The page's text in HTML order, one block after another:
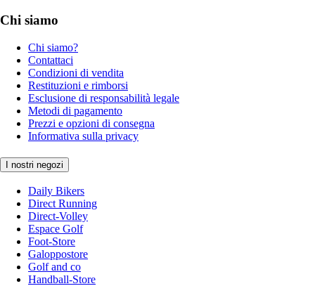
Chi siamo
Chi siamo?
Contattaci
Condizioni di vendita
Restituzioni e rimborsi
Esclusione di responsabilità legale
Metodi di pagamento
Prezzi e opzioni di consegna
Informativa sulla privacy
I nostri negozi
Daily Bikers
Direct Running
Direct-Volley
Espace Golf
Foot-Store
Galoppostore
Golf and co
Handball-Store